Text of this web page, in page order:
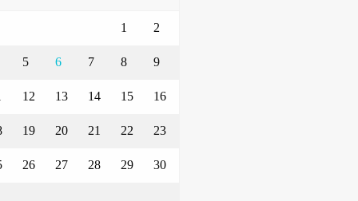
1 2
5 6 7 8 9
12 13 14 15 16
19 20 21 22 23
26 27 28 29 30